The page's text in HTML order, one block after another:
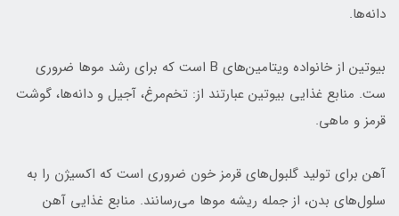
دانه‌ها.
بیوتین از خانواده ویتامین‌های B است که برای رشد موها ضروری
ست. منابع غذایی بیوتین عبارتند از: تخم‌مرغ، آجیل و دانه‌ها، گوشت
قرمز و ماهی.
آهن برای تولید گلبول‌های قرمز خون ضروری است که اکسیژن را به
سلول‌های بدن، از جمله ریشه موها می‌رسانند. منابع غذایی آهن